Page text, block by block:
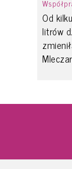
Od
litrów